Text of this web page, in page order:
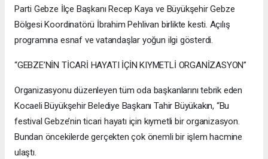
Parti Gebze İlçe Başkanı Recep Kaya ve Büyükşehir Gebze
Bölgesi Koordinatörü İbrahim Pehlivan birlikte kesti. Açılış
programına esnaf ve vatandaşlar yoğun ilgi gösterdi.
“GEBZE’NİN TİCARİ HAYATI İÇİN KIYMETLİ ORGANİZASYON”
Organizasyonu düzenleyen tüm oda başkanlarını tebrik eden
Kocaeli Büyükşehir Belediye Başkanı Tahir Büyükakın, “Bu
festival Gebze’nin ticari hayatı için kıymetli bir organizasyon.
Bundan öncekilerde gerçekten çok önemli bir işlem hacmine
ulaştı.